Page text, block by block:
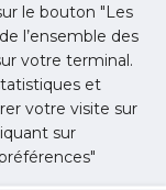
le bouton "Les
l’ensemble des
votre terminal.
et
votre visite sur
sur